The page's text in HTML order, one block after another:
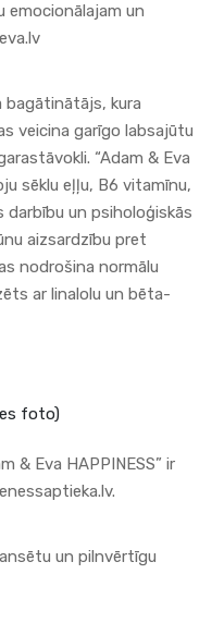
emocionālajam un
bagātinātājs, kura
veicina garīgo labsajūtu
“Adam & Eva
sēklu eļļu, B6 vitamīnu,
darbību un psiholoģiskās
aizsardzību pret
nodrošina normālu
ar linalolu un bēta-
foto)
& Eva HAPPINESS” ir
.
un pilnvērtīgu